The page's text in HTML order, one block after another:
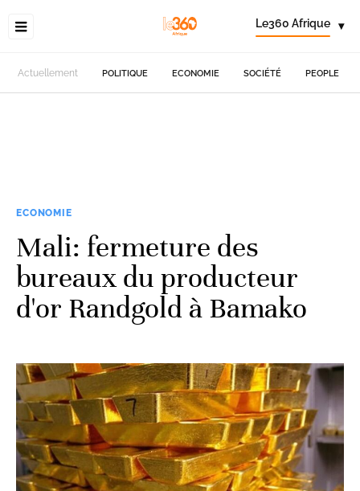
Le360 Afrique ▾
Actuellement POLITIQUE ECONOMIE SOCIÉTÉ PEOPLE
ECONOMIE
Mali: fermeture des
bureaux du producteur
d'or Randgold à Bamako